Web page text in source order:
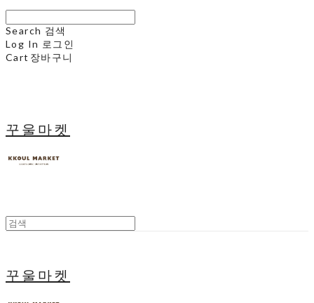
Search 검색
Log In 로그인
Cart 장바구니
꾸울마켓
꾸울마켓